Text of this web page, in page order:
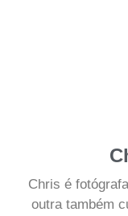
Chris é
outra também